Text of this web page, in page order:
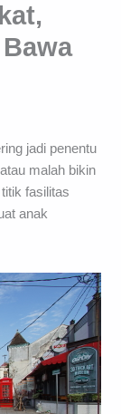
jadi penentu
malah bikin
fasilitas
anak